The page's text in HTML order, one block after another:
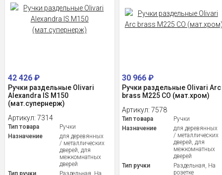
42 426 ₽
Ручки раздельные Olivari
Alexandra IS M150
(мат.супернерж)
Артикул: 7314
Тип товара
Ручки
Назначение
для деревянных
/ металлических
дверей, для
межкомнатных
дверей
30 966₽
Ручки раздельные Olivari Arc
brass M225 CO (мат.хром)
Артикул:7578
Тип товара
Ручки
Назначение
для деревянных
/ металлических
дверей, для
межкомнатных
дверей
Тип ручки
Раздельная, На
розетке